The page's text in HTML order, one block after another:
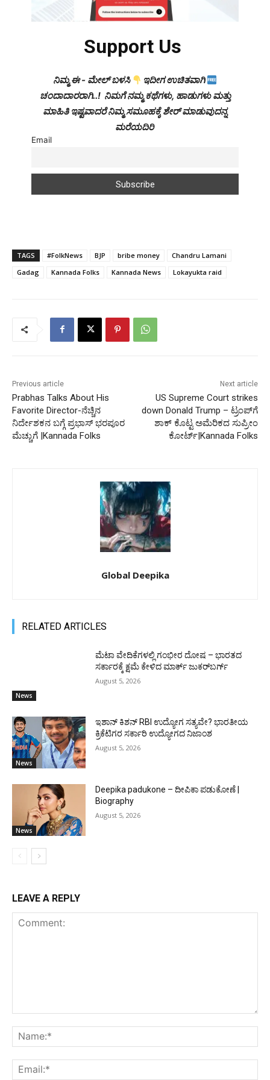
Support Us
ನಿಮ್ಮ ಈ - ಮೇಲ್ ಬಳಸಿ
ಇದೀಗ ಉಚಿತವಾಗಿ
ಚಂದಾದಾರರಾಗಿ..! ನಿಮಗೆ ನಮ್ಮ ಕಥೆಗಳು, ಹಾಡುಗಳು ಮತ್ತು
ಮಾಹಿತಿ ಇಷ್ಟವಾದರೆ ನಿಮ್ಮ ಸಮೂಹಕ್ಕೆ ಶೇರ್ ಮಾಡುವುದನ್ನ
ಮರೆಯದಿರಿ
Email
TAGS #FolkNews BJP bribe money
Chandru Lamani
Gadag
Kannada Folks Kannada News Lokayukta raid
Previous article
Prabhas Talks About His
Favorite Director-ನೆಚ್ಚಿನ
ನಿರ್ದೇಶಕನ ಬಗ್ಗೆ ಪ್ರಭಾಸ್ ಭರಪೂರ
ಮೆಚ್ಚುಗೆ |Kannada Folks
Next article
US Supreme Court strikes
down Donald Trump – ಟ್ರಂಪ್​ಗೆ
ಶಾಕ್ ಕೊಟ್ಟ ಅಮೆರಿಕದ ಸುಪ್ರೀಂ
ಕೋರ್ಟ್|Kannada Folks
Global Deepika
RELATED ARTICLES
News
ಮೆಟಾ ವೇದಿಕೆಗಳಲ್ಲಿ ಗಂಭೀರ ದೋಷ – ಭಾರತದ
ಸರ್ಕಾರಕ್ಕೆ ಕ್ಷಮೆ ಕೇಳಿದ ಮಾರ್ಕ್ ಜುಕರ್‌ಬರ್ಗ್
August 5, 2026
News
ಇಶಾನ್ ಕಿಶನ್ RBI ಉದ್ಯೋಗ ಸತ್ಯವೇ? ಭಾರತೀಯ
ಕ್ರಿಕೆಟಿಗರ ಸರ್ಕಾರಿ ಉದ್ಯೋಗದ ನಿಜಾಂಶ
August 5, 2026
News
Deepika padukone – ದೀಪಿಕಾ ಪಡುಕೋಣೆ |
Biography
August 5, 2026
LEAVE A REPLY